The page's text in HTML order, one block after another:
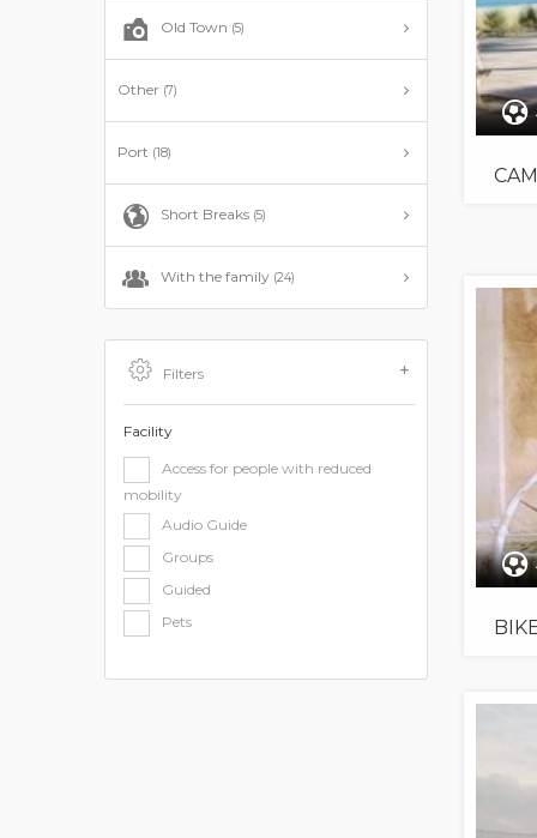
Old Town (5)
Other (7)
Port (18)
Short Breaks (5)
With the family (24)
Filters
Facility
Access for people with reduced
mobility
Audio Guide
Groups
Guided
Pets